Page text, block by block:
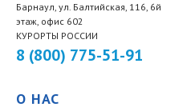
Барнаул, ул. Балтийская, 116, 6й
этаж, офис 602
КУРОРТЫ РОССИИ
8 (800) 775-51-91
О НАС